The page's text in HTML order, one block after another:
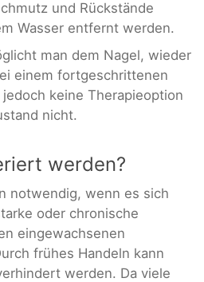
und Rückstände
Wasser entfernt werden.
man dem Nagel, wieder
einem fortgeschrittenen
keine Therapieoption
nicht.
werden?
notwendig, wenn es sich
oder chronische
eingewachsenen
frühes Handeln kann
werden. Da viele